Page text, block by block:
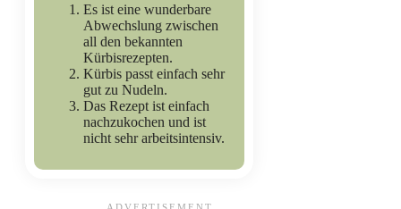
Es ist eine wunderbare
Abwechslung zwischen
all den bekannten
Kürbisrezepten.
Kürbis passt einfach sehr
gut zu Nudeln.
Das Rezept ist einfach
nachzukochen und ist
nicht sehr arbeitsintensiv.